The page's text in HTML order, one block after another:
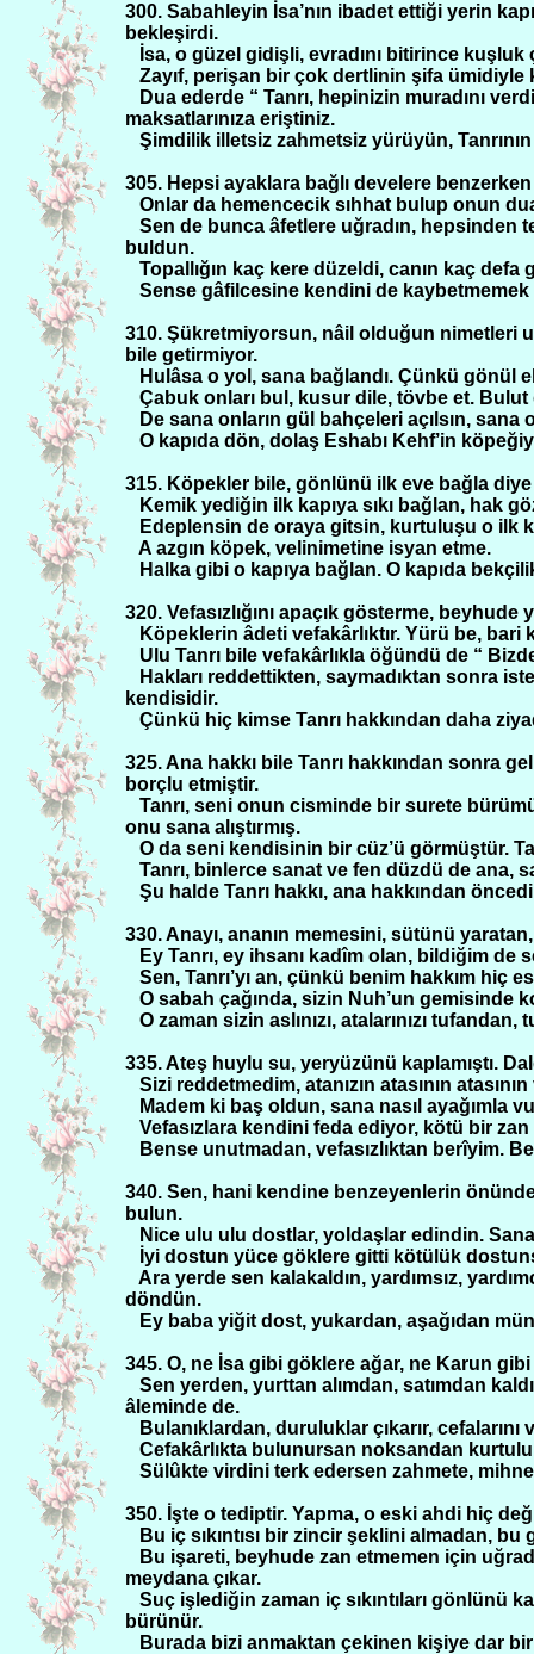
300. Sabahleyin İsa’nın ibadet ettiği yerin
bekleşirdi.
İsa, o güzel gidişli, evradını bitirince kuşluk
Zayıf, perişan bir çok dertlinin şifa
Dua ederde “ Tanrı, hepinizin muradını
maksatlarınıza eriştiniz.
Şimdilik illetsiz zahmetsiz yürüyün,
305. Hepsi ayaklara bağlı develere
Onlar da hemencecik sıhhat bulup onun
Sen de bunca âfetlere uğradın,
buldun.
Topallığın kaç kere düzeldi, canın kaç
Sense gâfilcesine kendini de kaybetmemek
310. Şükretmiyorsun, nâil olduğun nimetleri
bile getirmiyor.
Hulâsa o yol, sana bağlandı. Çünkü gönül
Çabuk onları bul, kusur dile, tövbe et. Bulut
De sana onların gül bahçeleri açılsın, sana
O kapıda dön, dolaş Eshabı Kehf’in
315. Köpekler bile, gönlünü ilk eve bağla
Kemik yediğin ilk kapıya sıkı bağlan, hak
Edeplensin de oraya gitsin, kurtuluşu o ilk
A azgın köpek, velinimetine isyan etme.
Halka gibi o kapıya bağlan. O kapıda
320. Vefasızlığını apaçık gösterme, beyhude
Köpeklerin âdeti vefakârlıktır. Yürü be, bari
Ulu Tanrı bile vefakârlıkla öğündü de “
Hakları reddettikten, saymadıktan sonra
kendisidir.
Çünkü hiç kimse Tanrı hakkından daha
325. Ana hakkı bile Tanrı hakkından sonra
borçlu etmiştir.
Tanrı, seni onun cisminde bir surete
onu sana alıştırmış.
O da seni kendisinin bir cüz’ü görmüştür.
Tanrı, binlerce sanat ve fen düzdü de ana,
Şu halde Tanrı hakkı, ana hakkından
330. Anayı, ananın memesini, sütünü
Ey Tanrı, ey ihsanı kadîm olan, bildiğim de
Sen, Tanrı’yı an, çünkü benim hakkım hiç
O sabah çağında, sizin Nuh’un
O zaman sizin aslınızı, atalarınızı
335. Ateş huylu su, yeryüzünü kaplamıştı.
Sizi reddetmedim, atanızın atasının
Madem ki baş oldun, sana nasıl ayağımla
Vefasızlara kendini feda ediyor, kötü bir
Bense unutmadan, vefasızlıktan berîyim.
340. Sen, hani kendine benzeyenlerin
bulun.
Nice ulu ulu dostlar, yoldaşlar edindin.
İyi dostun yüce göklere gitti kötülük
Ara yerde sen kalakaldın, yardımsız,
döndün.
Ey baba yiğit dost, yukardan, aşağıdan
345. O, ne İsa gibi göklere ağar, ne Karun
Sen yerden, yurttan alımdan, satımdan
âleminde de.
Bulanıklardan, duruluklar çıkarır, cefalarını
Cefakârlıkta bulunursan noksandan
Sülûkte virdini terk edersen zahmete,
350. İşte o tediptir. Yapma, o eski ahdi hiç
Bu iç sıkıntısı bir zincir şeklini almadan,
Bu işareti, beyhude zan etmemen için
meydana çıkar.
Suç işlediğin zaman iç sıkıntıları gönlünü
bürünür.
Burada bizi anmaktan çekinen kişiye dar